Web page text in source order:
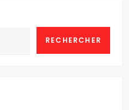
RECHERCHER